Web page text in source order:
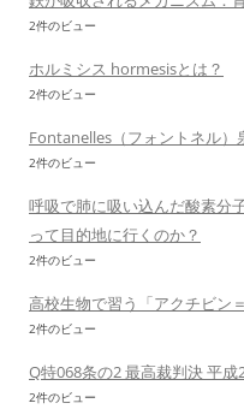
2件のビュー
ホルミシス hormesisとは？
2件のビュー
Fontanelles（フォントネル）
2件のビュー
呼吸で肺に吸い込んだ酸素分
って目的地に行くのか？
2件のビュー
高校生物で習う「アクチビン
2件のビュー
Q特068条の2 最高裁判決 平
2件のビュー